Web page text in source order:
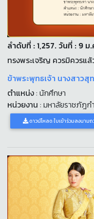
ลำดับที่ : 1,257. วันที่ : 9 ม.
ทรงพระเจริญ ควรมิควรแ
ข้าพระพุทธเจ้า นางสาวสุ
ตำแหน่ง: นักศึกษา
หน่วยงาน : มหาลัยราชภัฎก
ดาวน์โหลด ใบเข้าร่วมลงนามถ